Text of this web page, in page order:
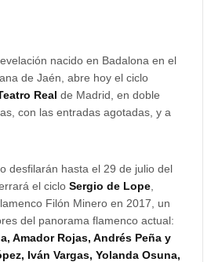
nacido en Badalona en el
de Jaén, abre hoy el ciclo
Real de Madrid, en doble
con las entradas agotadas, y a
desfilarán hasta el 29 de julio del
el ciclo Sergio de Lope
Filón Minero en 2017, un
del panorama flamenco actual:
Amador Rojas, Andrés Peña y
Iván Vargas, Yolanda Osuna,